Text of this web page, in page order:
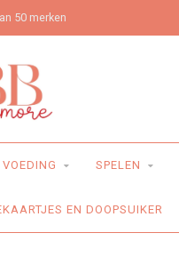
50 merken
VOEDING SPELEN
EN DOOPSUIKER